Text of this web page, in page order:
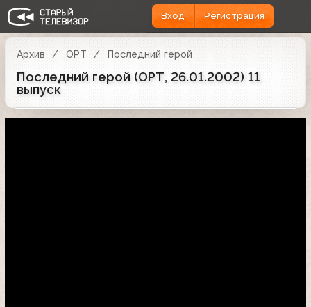
Вход Регистрация
Архив ОРТ Последний герой
Последний герой (ОРТ, 26.01.2002) 11
выпуск